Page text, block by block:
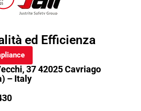
ed Efficienza
37 42025 Cavriago
– Italy